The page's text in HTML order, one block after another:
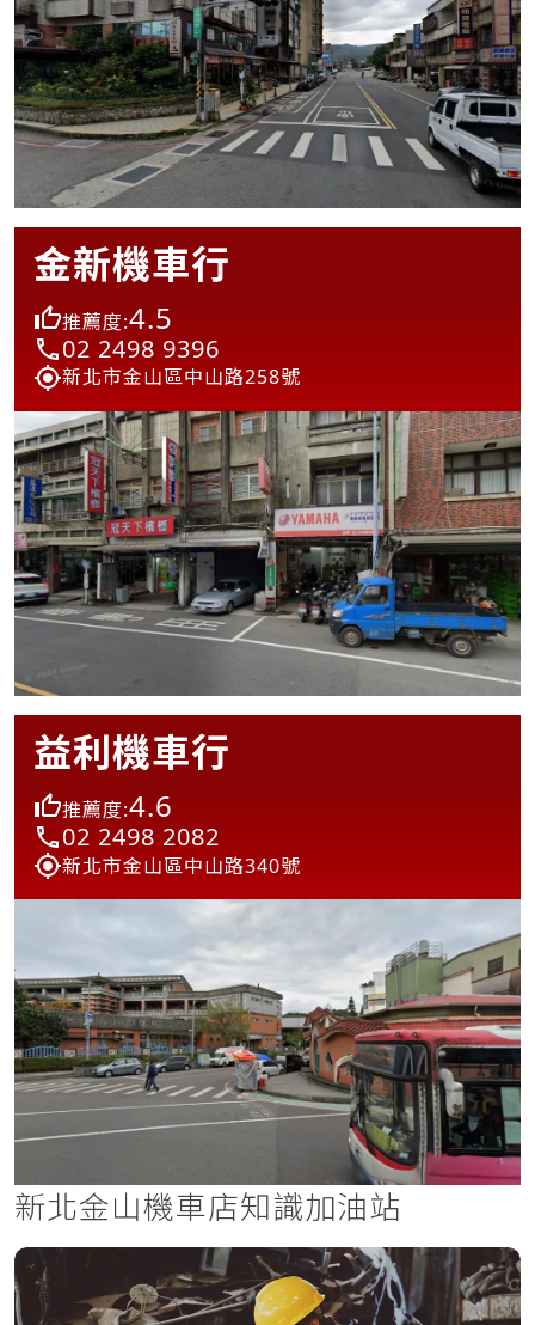
金新機車行
推薦度:4.5
02 2498 9396
新北市金山區中山路258號
益利機車行
推薦度:4.6
02 2498 2082
新北市金山區中山路340號
新北金山機車店知識加油站